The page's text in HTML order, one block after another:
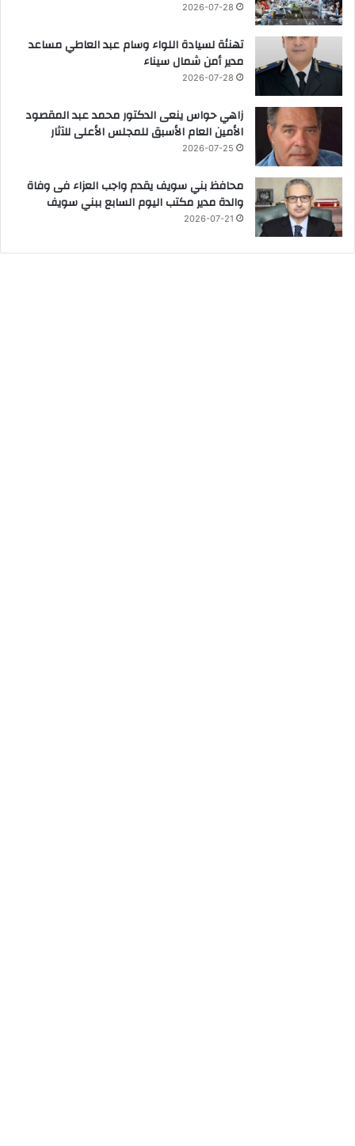
2026-07-28
تهنئة لسيادة اللواء وسام عبد العاطي مساعد
مدير أمن شمال سيناء
2026-07-28
زاهي حواس ينعى الدكتور محمد عبد المقصود
الأمين العام الأسبق للمجلس الأعلى للآثار
2026-07-25
محافظ بني سويف يقدم واجب العزاء فى وفاة
والدة مدير مكتب اليوم السابع ببني سويف
2026-07-21